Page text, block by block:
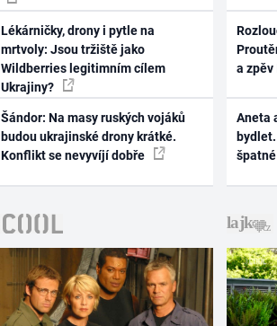
Lékárničky, drony i pytle na
mrtvoly: Jsou tržiště jako
Wildberries legitimním cílem
Ukrajiny?
Šándor: Na masy ruských vojáků
budou ukrajinské drony krátké.
Konflikt se nevyvíjí dobře
a zpěv
Aneta